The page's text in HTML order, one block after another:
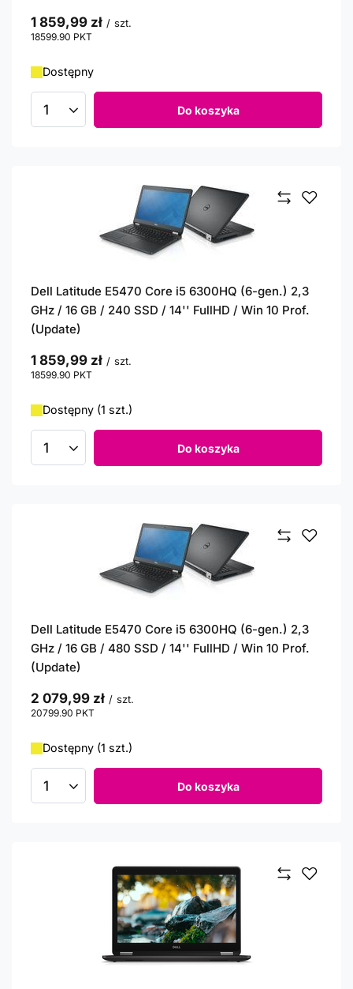
1 859,99 zł / szt.
18599.90 PKT
Dostępny
Ilość produktów Do koszyka
Dell Latitude E5470 Core i5 6300HQ (6-gen.) 2,3
GHz / 16 GB / 240 SSD / 14'' FullHD / Win 10 Prof.
(Update)
1 859,99 zł / szt.
18599.90 PKT
Dostępny (1 szt.)
Ilość produktów Do koszyka
Dell Latitude E5470 Core i5 6300HQ (6-gen.) 2,3
GHz / 16 GB / 480 SSD / 14'' FullHD / Win 10 Prof.
(Update)
2 079,99 zł / szt.
20799.90 PKT
Dostępny (1 szt.)
Ilość produktów Do koszyka